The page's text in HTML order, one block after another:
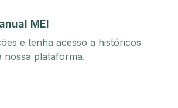
MEI
e tenha acesso a históricos
nossa plataforma.